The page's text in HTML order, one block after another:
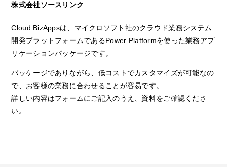
株式会社ソースリンク
Cloud BizAppsは、マイクロソフト社のクラウド業務システム
開発プラットフォームであるPower Platformを使った業務アプ
リケーションパッケージです。
パッケージでありながら、低コストでカスタマイズが可能なの
で、お客様の業務に合わせることが容易です。
詳しい内容はフォームにご記入のうえ、資料をご確認くださ
い。